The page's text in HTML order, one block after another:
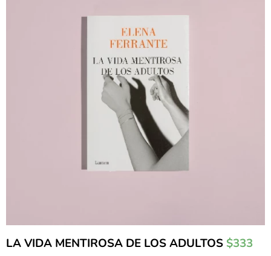
LA VIDA MENTIROSA DE LOS ADULTOS $333